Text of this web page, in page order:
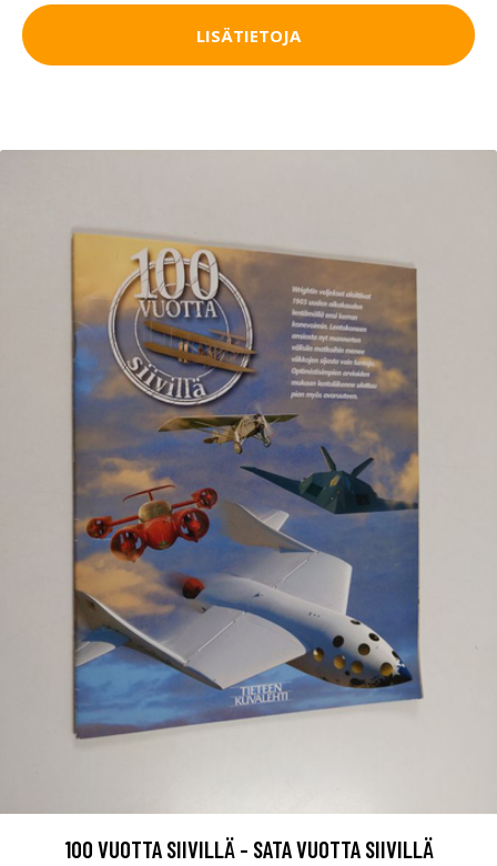
LISÄTIETOJA
100 VUOTTA SIIVILLÄ - SATA VUOTTA SIIVILLÄ